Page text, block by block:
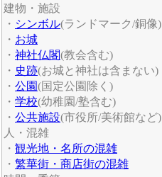
建物・施設
・ シンボル(ランドマーク/銅像)
・ お城
・ 神社仏閣(教会含む)
・ 史跡(お城と神社は含まない)
・ 公園(国定公園除く)
・ 学校(幼稚園/塾含む)
・ 公共施設(市役所/美術館など)
人・混雑
・ 観光地・名所の混雑
・ 繁華街・商店街の混雑